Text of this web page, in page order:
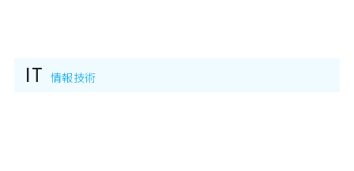
情報技術